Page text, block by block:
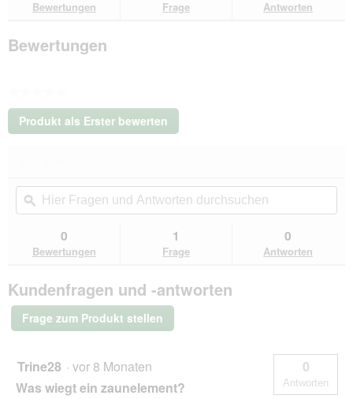
schwarz
7
Bewertungen Frage Antworten
Bewertungen
Kein
Beurteilungswert
Produkt als Erster bewerten
.
wird
ein
Dialogfeld
geöffnet.
Beurteilungswert
für
VidaXL
Stahl
schwarz
7
Hier
Fragen
und
durchsuchen
ϙ
0
Bewertungen
1
Frage
0
Antworten
Kundenfragen und -antworten
Frage zum Produkt stellen
Trine28 · vor 8 Monaten
Was wiegt ein zaunelement?
0
Antworten